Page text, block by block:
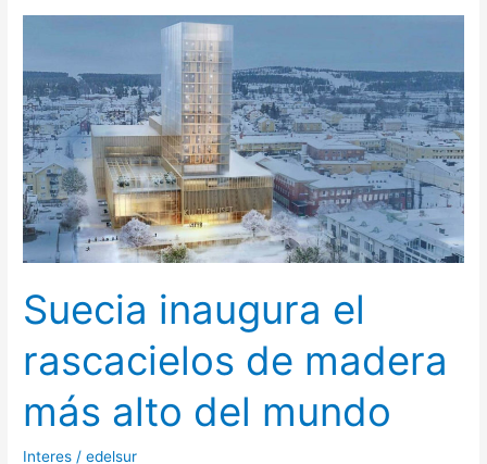
Suecia inaugura el
rascacielos de madera
más alto del mundo
Interes /edelsur
el
rascacielos
de
madera
más
alto
del